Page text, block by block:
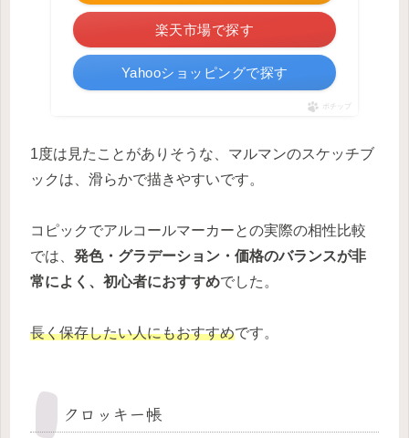
楽天市場で探す
Yahooショッピングで探す
ポチップ
1度は見たことがありそうな、マルマンのスケッチブ
ックは、滑らかで描きやすいです。
コピックでアルコールマーカーとの実際の相性比較
では、 発色・グラデーション・価格のバランスが非
常によく、初心者におすすめでした。
長く保存したい人にもおすすめです。
クロッキー帳